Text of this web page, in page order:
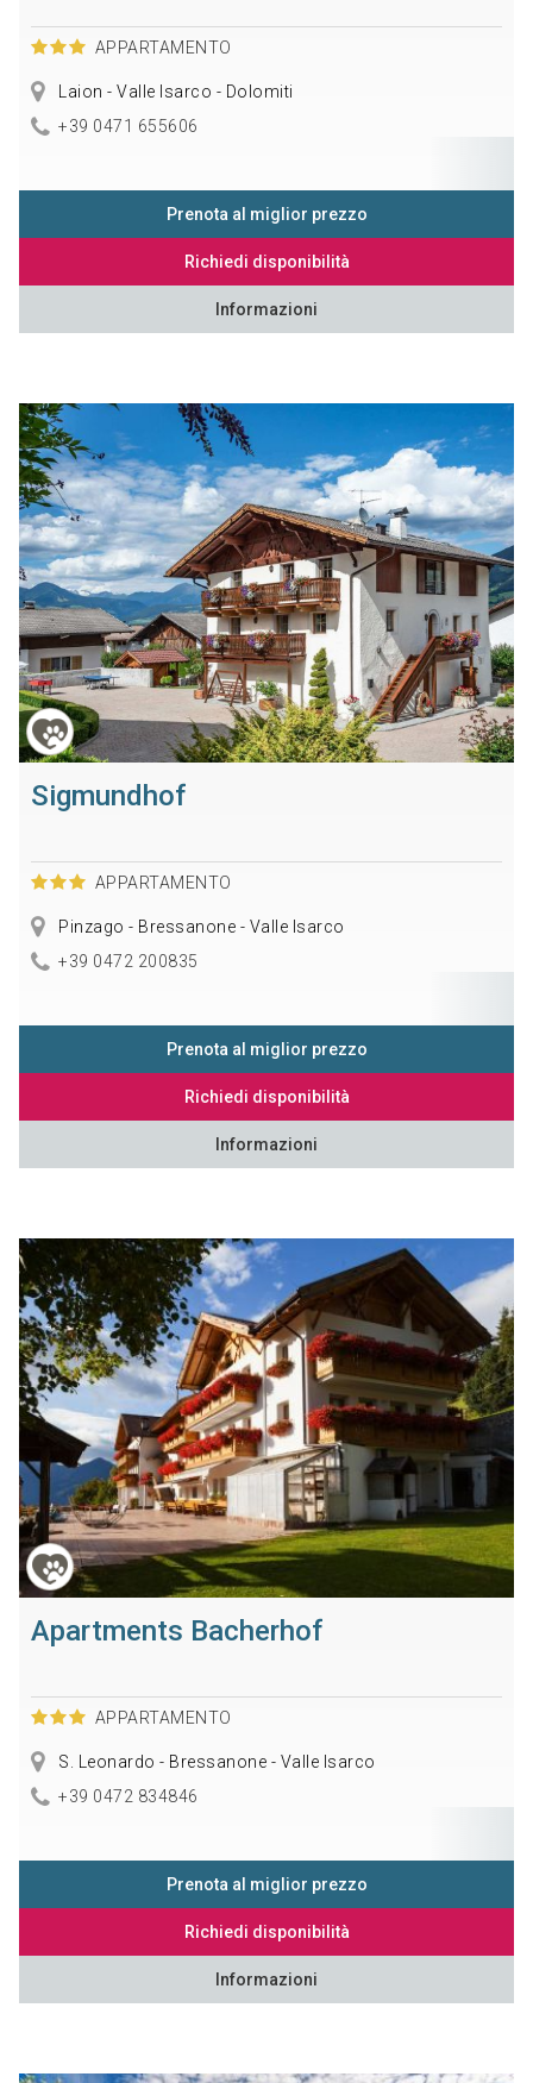
APPARTAMENTO
Laion - Valle Isarco - Dolomiti
+39 0471 655606
Prenota al miglior prezzo
Richiedi disponibilità
Informazioni
Sigmundhof
APPARTAMENTO
Pinzago - Bressanone - Valle Isarco
+39 0472 200835
Prenota al miglior prezzo
Richiedi disponibilità
Informazioni
Apartments Bacherhof
APPARTAMENTO
S. Leonardo - Bressanone - Valle Isarco
+39 0472 834846
Prenota al miglior prezzo
Richiedi disponibilità
Informazioni